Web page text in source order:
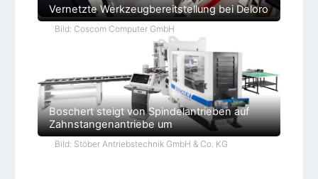
Vernetzte Werkzeugbereitstellung bei Deloro
Bild: Coscom Computer GmbH
Boschert steigt von Spindelantrieben auf
Zahnstangenantriebe um
Bild: Stöber Antriebstechnik GmbH & Co. KG